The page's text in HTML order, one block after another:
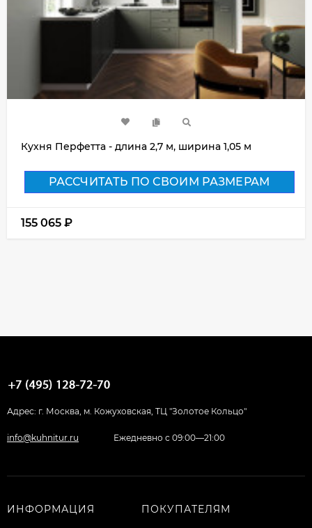
Кухня Перфетта - длина 2,7 м, ширина 1,05 м
РАССЧИТАТЬ ПО СВОИМ РАЗМЕРАМ
155 065 ₽
Адрес: г. Москва, м. Кожуховская, ТЦ "Золотое Кольцо"
info@kuhnitur.ru Ежедневно с 09:00—21:00
ИНФОРМАЦИЯ ПОКУПАТЕЛЯМ